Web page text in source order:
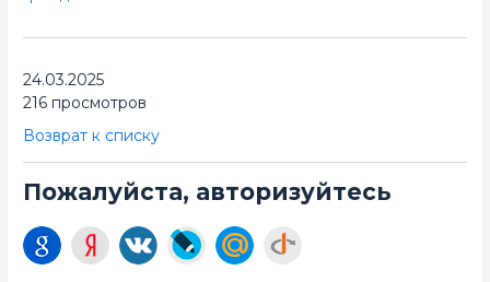
24.03.2025
216 просмотров
Возврат к списку
Пожалуйста, авторизуйтесь